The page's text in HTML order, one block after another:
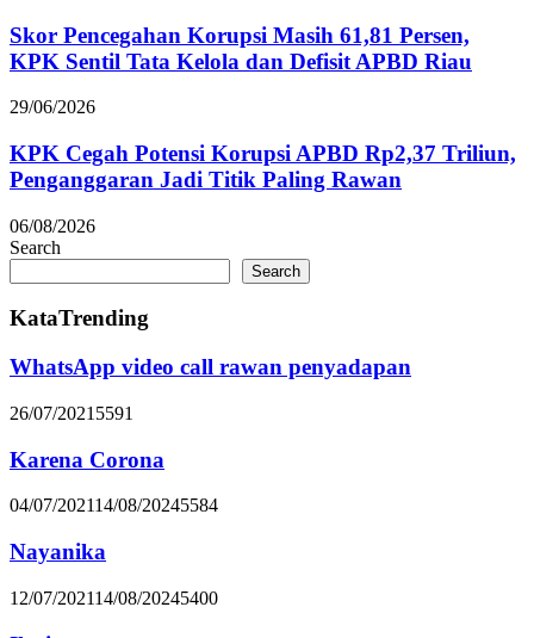
Skor Pencegahan Korupsi Masih 61,81 Persen,
KPK Sentil Tata Kelola dan Defisit APBD Riau
29/06/2026
KPK Cegah Potensi Korupsi APBD Rp2,37 Triliun,
Penganggaran Jadi Titik Paling Rawan
06/08/2026
Search
Search
KataTrending
WhatsApp video call rawan penyadapan
26/07/2021 5591
Karena Corona
04/07/202114/08/20245584
Nayanika
12/07/202114/08/20245400